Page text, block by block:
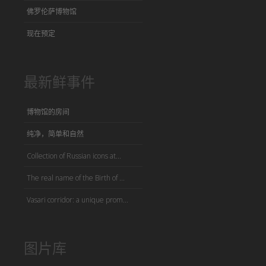
佛罗伦萨博物馆
现在预定
最新鲜事件
博物馆的房间
纯净，简单和自然
Collection of Russian icons at...
The real name of the Birth of ...
Vasari corridor: a unique prom...
图片库